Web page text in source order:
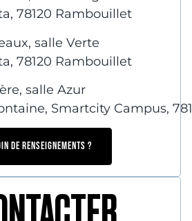
78120 Rambouillet
salle Verte
78120 Rambouillet
salle Azur
Smartcity Campus,
DE RENSEIGNEMENTS ?